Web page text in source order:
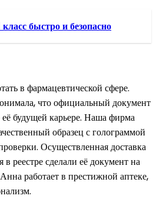
класс быстро и безопасно
в фармацевтической сфере.
что официальный документ
будущей карьере. Наша фирма
образец с голограммой
Осуществленная доставка
реестре сделали её документ на
работает в престижной аптеке,